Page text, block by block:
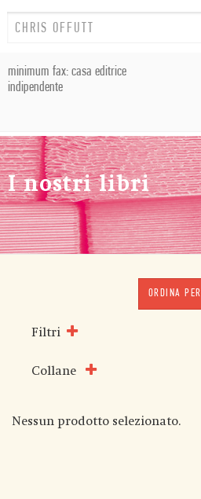
minimum fax: casa editrice
indipendente
I nostri libri
ORDINA PER
Filtri
Collane
Nessun prodotto selezionato.